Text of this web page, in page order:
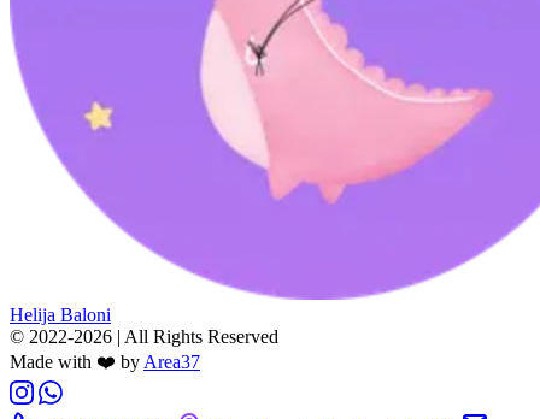
Helija Baloni
© 2022-2026 | All Rights Reserved
Made with ❤️ by Area37